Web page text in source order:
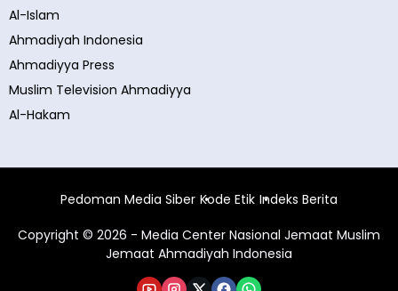
Al-Islam
Ahmadiyah Indonesia
Ahmadiyya Press
Muslim Television Ahmadiyya
Al-Hakam
Pedoman Media Siber Kode Etik Indeks Berita
Copyright © 2026 - Media Center Nasional Jemaat Muslim
Jemaat Ahmadiyah Indonesia